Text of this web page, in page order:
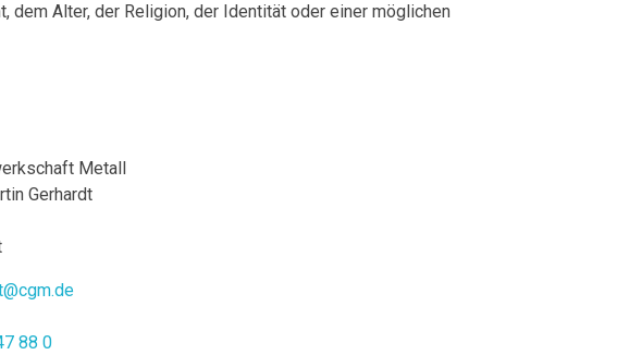
dem Alter, der Religion, der Identität oder einer möglichen
Metall
Gerhardt
88 0